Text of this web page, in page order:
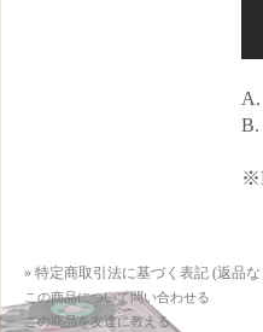
A.
B.
» 特定商取引法に基づく表記 (返品
この商品について問い合わせる
この商品を友達に教える